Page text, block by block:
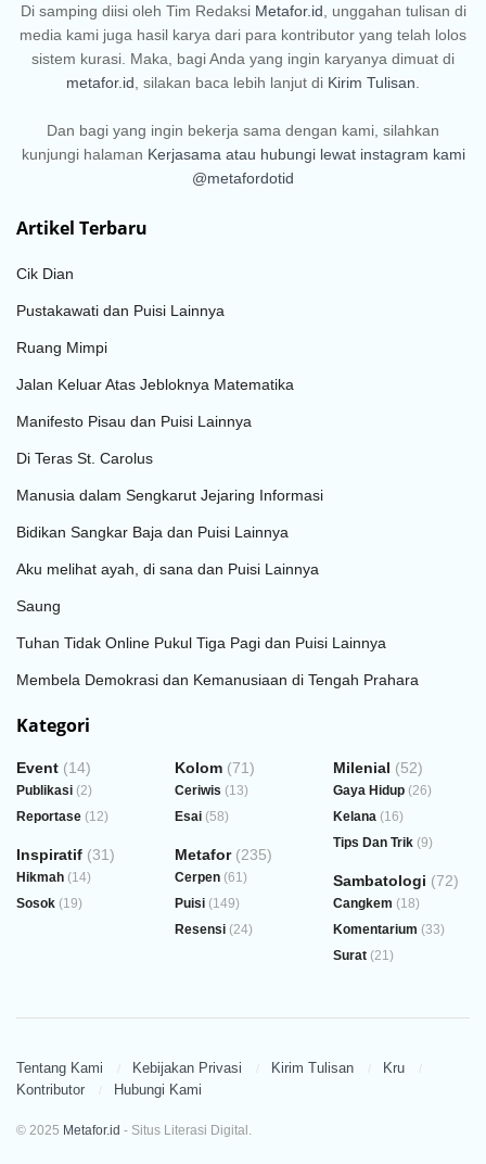
Di samping diisi oleh Tim Redaksi Metafor.id, unggahan tulisan di
media kami juga hasil karya dari para kontributor yang telah lolos
sistem kurasi. Maka, bagi Anda yang ingin karyanya dimuat di
metafor.id, silakan baca lebih lanjut di Kirim Tulisan.
Dan bagi yang ingin bekerja sama dengan kami, silahkan
kunjungi halaman Kerjasamaatau hubungi lewat instagram kami
@metafordotid
Artikel Terbaru
Cik Dian
Pustakawati dan Puisi Lainnya
Ruang Mimpi
Jalan Keluar Atas Jebloknya Matematika
Manifesto Pisau dan Puisi Lainnya
Di Teras St. Carolus
Manusia dalam Sengkarut Jejaring Informasi
Bidikan Sangkar Baja dan Puisi Lainnya
Aku melihat ayah, di sana dan Puisi Lainnya
Saung
Tuhan Tidak Online Pukul Tiga Pagi dan Puisi Lainnya
Membela Demokrasi dan Kemanusiaan di Tengah Prahara
Kategori
Event (14)
Publikasi (2)
Reportase (12)
Inspiratif (31)
Hikmah (14)
Sosok (19)
Kolom (71)
Ceriwis (13)
Esai (58)
Metafor(235)
Cerpen (61)
Puisi (149)
Resensi (24)
Milenial (52)
Gaya Hidup (26)
Kelana (16)
Tips Dan Trik (9)
Sambatologi (72)
Cangkem (18)
Komentarium (33)
Surat (21)
Tentang Kami Kebijakan Privasi Kirim Tulisan
Kru
Kontributor
Hubungi Kami
© 2025 Metafor.id - Situs Literasi Digital.